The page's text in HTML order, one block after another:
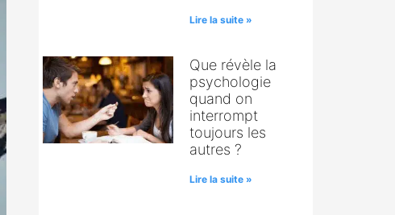
Lire la suite »
Que révèle la
psychologie
quand on
interrompt
toujours les
autres ?
Lire la suite »